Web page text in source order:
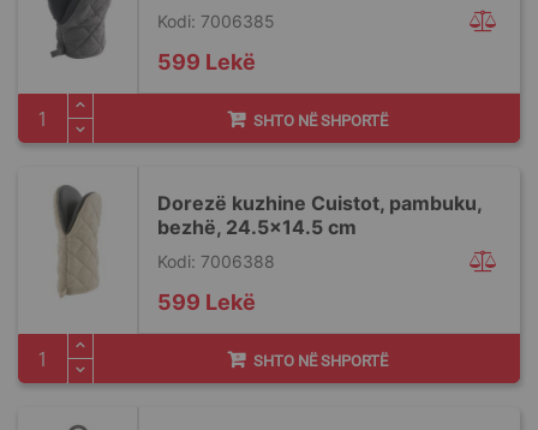
Kodi: 7006385
599 Lekë
SHTO NË SHPORTË
Dorezë kuzhine Cuistot, pambuku,
bezhë, 24.5x14.5 cm
Kodi: 7006388
599 Lekë
SHTO NË SHPORTË